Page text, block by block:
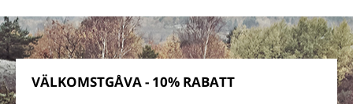
VÄLKOMSTGÅVA - 10% RABATT